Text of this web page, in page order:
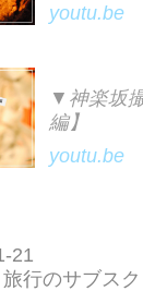
youtu.be
▼神楽坂
編】
youtu.be
21
旅行のサブス